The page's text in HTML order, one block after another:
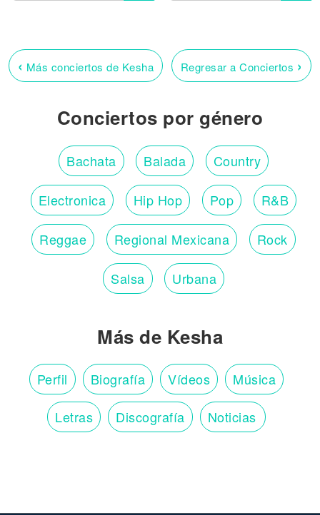
‹ Más conciertos de Kesha Regresar a Conciertos ›
Conciertos por género
Bachata Balada Country
Electronica Hip Hop Pop R&B
Reggae Regional Mexicana Rock
Salsa Urbana
Más de Kesha
Perfil Biografía Vídeos Música
Letras Discografía Noticias